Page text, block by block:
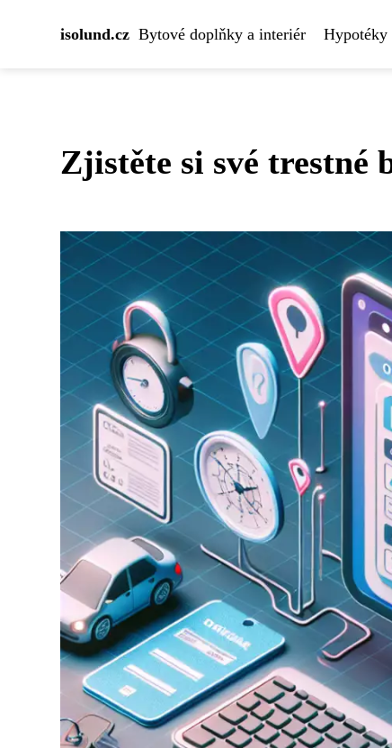
isolund.cz Bytové doplňky a interiér Hypotéky
Zjistěte si své trestné